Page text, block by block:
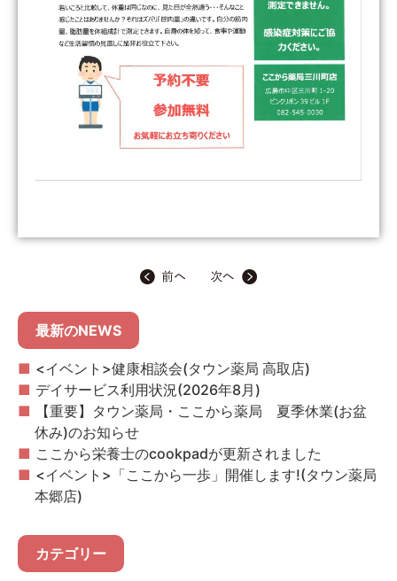
最新のNEWS
<イベント>健康相談会(タウン薬局 高取店)
デイサービス利用状況(2026年8月)
【重要】タウン薬局・ここから薬局 夏季休業(お盆
休み)のお知らせ
ここから栄養士のcookpadが更新されました
<イベント>「ここから一歩」開催します!(タウン薬局
本郷店)
カテゴリー